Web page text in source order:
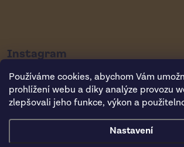
Používáme cookies, abychom Vám
prohlížení webu a díky analýze provozu
zlepšovali jeho funkce, výkon a
Nastavení
Instagram